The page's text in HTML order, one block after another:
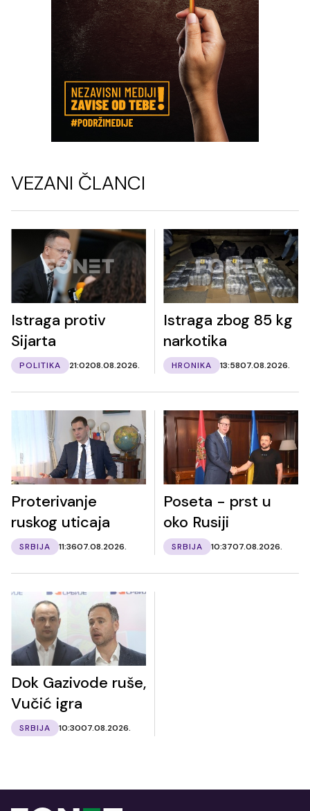
VEZANI ČLANCI
Istraga protiv
Sijarta
POLITIKA 21:0208.08.2026.
Istraga zbog 85 kg
narkotika
HRONIKA 13:5807.08.2026.
Proterivanje
ruskog uticaja
SRBIJA 11:3607.08.2026.
Poseta - prst u
oko Rusiji
SRBIJA 10:3707.08.2026.
Dok Gazivode ruše,
Vučić igra
SRBIJA 10:3007.08.2026.